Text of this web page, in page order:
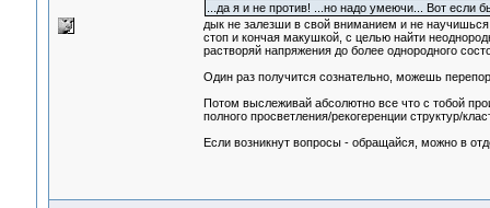
...да я и не против! ...но надо умеючи... Вот если
дык не залезши в свой вниманием и не
стоп и кончая макушкой, с целью найти
растворяй напряжения до более однородного
Один раз получится сознательно, можешь
Потом выслеживай абсолютно все что с тобой
полного просветления/рекогеренции структур/
Если возникнут вопросы - обращайся, можно в